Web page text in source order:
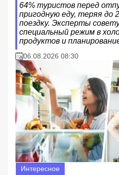
64% туристов перед
пригодную еду, теряя до
поездку. Эксперты
специальный режим в
продуктов и
06.08.2026 08:30
Интересное